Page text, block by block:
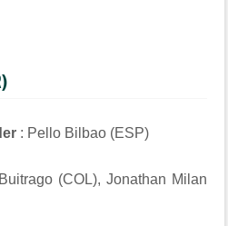
: Pello Bilbao (ESP)
(COL), Jonathan Milan